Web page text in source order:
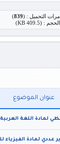
مرات التحميل : (839
)
الحجم : (409.5 KB)
عنوان الموضوع
لمادة اللغة العربية
لمادة الفيزياء